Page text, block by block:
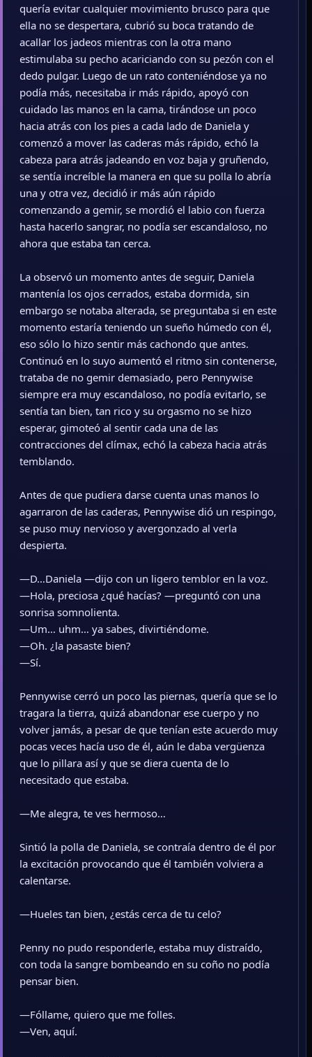
quería evitar cualquier movimiento brusco para que
ella no se despertara, cubrió su boca tratando de
acallar los jadeos mientras con la otra mano
estimulaba su pecho acariciando con su pezón con el
dedo pulgar. Luego de un rato conteniéndose ya no
podía más, necesitaba ir más rápido, apoyó con
cuidado las manos en la cama, tirándose un poco
hacia atrás con los pies a cada lado de Daniela y
comenzó a mover las caderas más rápido, echó la
cabeza para atrás jadeando en voz baja y gruñendo,
se sentía increíble la manera en que su polla lo abría
una y otra vez, decidió ir más aún rápido
comenzando a gemir, se mordió el labio con fuerza
hasta hacerlo sangrar, no podía ser escandaloso, no
ahora que estaba tan cerca.
La observó un momento antes de seguir, Daniela
mantenía los ojos cerrados, estaba dormida, sin
embargo se notaba alterada, se preguntaba si en este
momento estaría teniendo un sueño húmedo con él,
eso sólo lo hizo sentir más cachondo que antes.
Continuó en lo suyo aumentó el ritmo sin contenerse,
trataba de no gemir demasiado, pero Pennywise
siempre era muy escandaloso, no podía evitarlo, se
sentía tan bien, tan rico y su orgasmo no se hizo
esperar, gimoteó al sentir cada una de las
contracciones del clímax, echó la cabeza hacia atrás
temblando.
Antes de que pudiera darse cuenta unas manos lo
agarraron de las caderas, Pennywise dió un respingo,
se puso muy nervioso y avergonzado al verla
despierta.
—D…Daniela —dijo con un ligero temblor en la voz.
—Hola, preciosa ¿qué hacías? —preguntó con una
sonrisa somnolienta.
—Um… uhm… ya sabes, divirtiéndome.
—Oh. ¿la pasaste bien?
—Sí.
Pennywise cerró un poco las piernas, quería que se lo
tragara la tierra, quizá abandonar ese cuerpo y no
volver jamás, a pesar de que tenían este acuerdo muy
pocas veces hacía uso de él, aún le daba vergüenza
que lo pillara así y que se diera cuenta de lo
necesitado que estaba.
—Me alegra, te ves hermoso…
Sintió la polla de Daniela, se contraía dentro de él por
la excitación provocando que él también volviera a
calentarse.
—Hueles tan bien, ¿estás cerca de tu celo?
Penny no pudo responderle, estaba muy distraído,
con toda la sangre bombeando en su coño no podía
pensar bien.
—Fóllame, quiero que me folles.
—Ven, aquí.